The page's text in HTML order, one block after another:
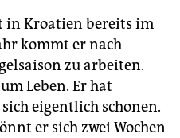
in Kroatien bereits im
kommt er nach
zu arbeiten.
Leben. Er hat
eigentlich schonen.
er sich zwei Wochen